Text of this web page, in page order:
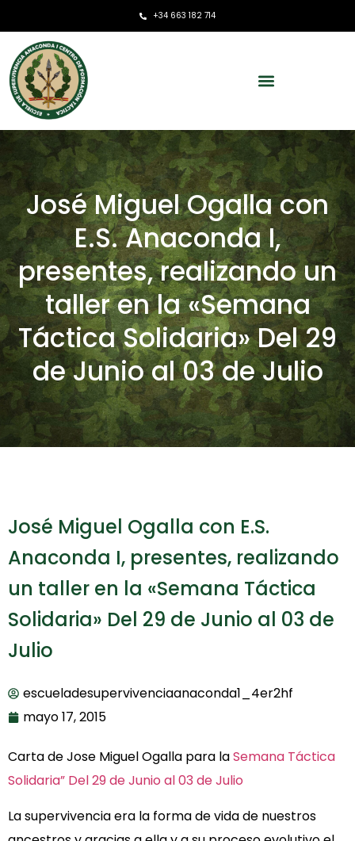
+34 663 182 714
José Miguel Ogalla con
E.S. Anaconda I,
presentes, realizando un
taller en la «Semana
Táctica Solidaria» Del 29
de Junio al 03 de Julio
José Miguel Ogalla con E.S.
Anaconda I, presentes, realizando
un taller en la «Semana Táctica
Solidaria» Del 29 de Junio al 03 de
Julio
escueladesupervivenciaanaconda1_4er2hf
mayo 17, 2015
Carta de Jose Miguel Ogalla para laSemana Táctica
Solidaria” Del 29 de Junio al 03 de Julio
La supervivencia era la forma de vida de nuestros